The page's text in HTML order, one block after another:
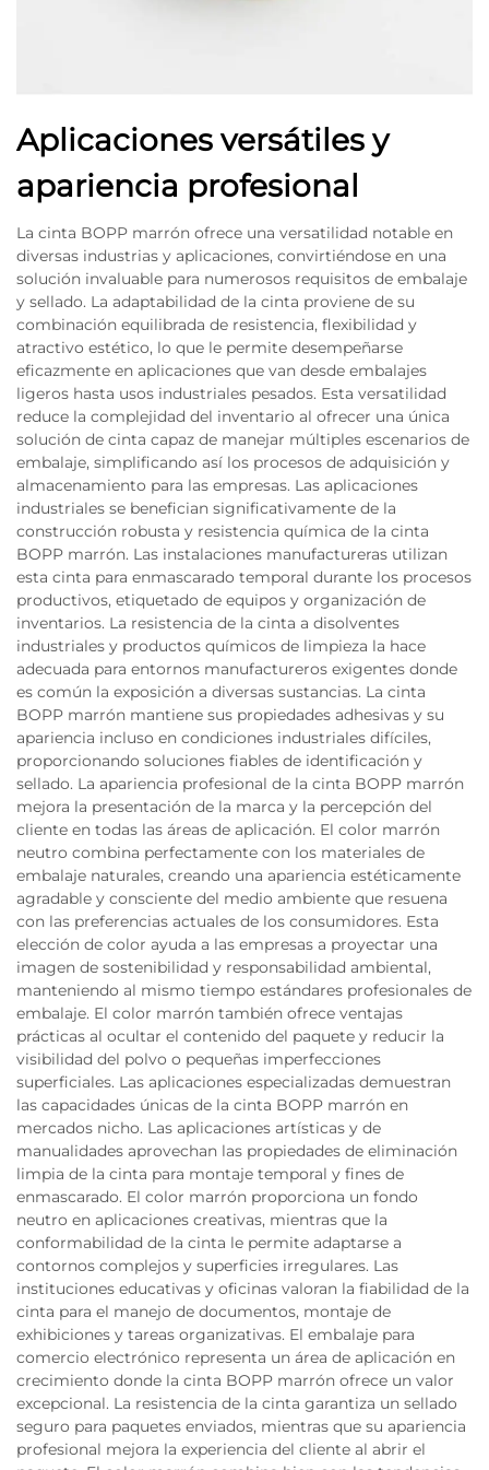
Aplicaciones versátiles y
apariencia profesional
La cinta BOPP marrón ofrece una versatilidad notable en
diversas industrias y aplicaciones, convirtiéndose en una
solución invaluable para numerosos requisitos de embalaje
y sellado. La adaptabilidad de la cinta proviene de su
combinación equilibrada de resistencia, flexibilidad y
atractivo estético, lo que le permite desempeñarse
eficazmente en aplicaciones que van desde embalajes
ligeros hasta usos industriales pesados. Esta versatilidad
reduce la complejidad del inventario al ofrecer una única
solución de cinta capaz de manejar múltiples escenarios de
embalaje, simplificando así los procesos de adquisición y
almacenamiento para las empresas. Las aplicaciones
industriales se benefician significativamente de la
construcción robusta y resistencia química de la cinta
BOPP marrón. Las instalaciones manufactureras utilizan
esta cinta para enmascarado temporal durante los procesos
productivos, etiquetado de equipos y organización de
inventarios. La resistencia de la cinta a disolventes
industriales y productos químicos de limpieza la hace
adecuada para entornos manufactureros exigentes donde
es común la exposición a diversas sustancias. La cinta
BOPP marrón mantiene sus propiedades adhesivas y su
apariencia incluso en condiciones industriales difíciles,
proporcionando soluciones fiables de identificación y
sellado. La apariencia profesional de la cinta BOPP marrón
mejora la presentación de la marca y la percepción del
cliente en todas las áreas de aplicación. El color marrón
neutro combina perfectamente con los materiales de
embalaje naturales, creando una apariencia estéticamente
agradable y consciente del medio ambiente que resuena
con las preferencias actuales de los consumidores. Esta
elección de color ayuda a las empresas a proyectar una
imagen de sostenibilidad y responsabilidad ambiental,
manteniendo al mismo tiempo estándares profesionales de
embalaje. El color marrón también ofrece ventajas
prácticas al ocultar el contenido del paquete y reducir la
visibilidad del polvo o pequeñas imperfecciones
superficiales. Las aplicaciones especializadas demuestran
las capacidades únicas de la cinta BOPP marrón en
mercados nicho. Las aplicaciones artísticas y de
manualidades aprovechan las propiedades de eliminación
limpia de la cinta para montaje temporal y fines de
enmascarado. El color marrón proporciona un fondo
neutro en aplicaciones creativas, mientras que la
conformabilidad de la cinta le permite adaptarse a
contornos complejos y superficies irregulares. Las
instituciones educativas y oficinas valoran la fiabilidad de la
cinta para el manejo de documentos, montaje de
exhibiciones y tareas organizativas. El embalaje para
comercio electrónico representa un área de aplicación en
crecimiento donde la cinta BOPP marrón ofrece un valor
excepcional. La resistencia de la cinta garantiza un sellado
seguro para paquetes enviados, mientras que su apariencia
profesional mejora la experiencia del cliente al abrir el